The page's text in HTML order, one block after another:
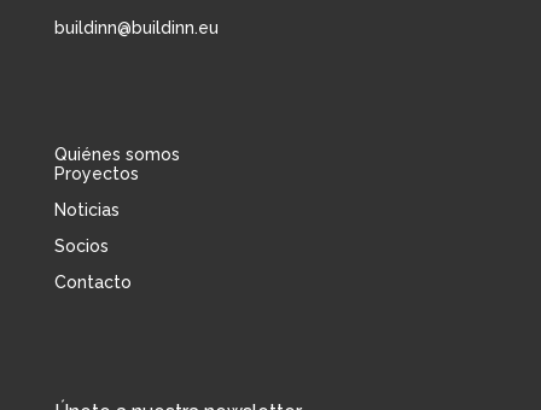
buildinn@buildinn.eu
Quiénes somos
Proyectos
Noticias
Socios
Contacto